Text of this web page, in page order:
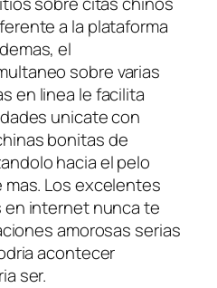
a la plataforma
el
sobre varias
en linea le facilita
unicate con
bonitas de
hacia el pelo
Los excelentes
en internet nunca te
amorosas serias
acontecer
ser.